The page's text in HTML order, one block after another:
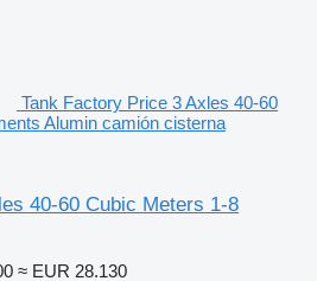
Tank Factory Price 3 Axles 40-60
Alumin camión cisterna
40-60 Cubic Meters 1-8
≈ EUR 28.130